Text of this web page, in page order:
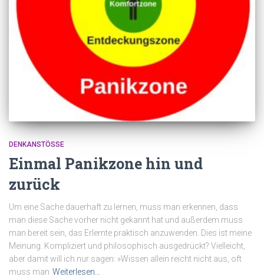
DENKANSTÖSSE
Einmal Panikzone hin und
zurück
Um eine Sache dauerhaft zu lernen, muss man erkennen, dass
man diese Sache vorher nicht gekannt hat und außerdem muss
man bereit sein, das Erlernte praktisch anzuwenden. Dies ist meine
Meinung. Kompliziert und philosophisch ausgedrückt? Vielleicht,
aber damit will ich nur sagen: »Wissen allein reicht nicht aus, oft
muss man Weiterlesen…